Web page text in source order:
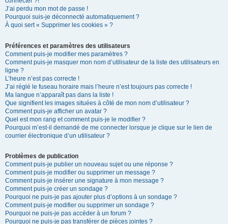
J’ai perdu mon mot de passe !
Pourquoi suis-je déconnecté automatiquement ?
À quoi sert « Supprimer les cookies » ?
Préférences et paramètres des utilisateurs
Comment puis-je modifier mes paramètres ?
Comment puis-je masquer mon nom d’utilisateur de la liste des utilisateurs en
ligne ?
L’heure n’est pas correcte !
J’ai réglé le fuseau horaire mais l’heure n’est toujours pas correcte !
Ma langue n’apparaît pas dans la liste !
Que signifient les images situées à côté de mon nom d’utilisateur ?
Comment puis-je afficher un avatar ?
Quel est mon rang et comment puis-je le modifier ?
Pourquoi m’est-il demandé de me connecter lorsque je clique sur le lien de
courrier électronique d’un utilisateur ?
Problèmes de publication
Comment puis-je publier un nouveau sujet ou une réponse ?
Comment puis-je modifier ou supprimer un message ?
Comment puis-je insérer une signature à mon message ?
Comment puis-je créer un sondage ?
Pourquoi ne puis-je pas ajouter plus d’options à un sondage ?
Comment puis-je modifier ou supprimer un sondage ?
Pourquoi ne puis-je pas accéder à un forum ?
Pourquoi ne puis-je pas transférer de pièces jointes ?